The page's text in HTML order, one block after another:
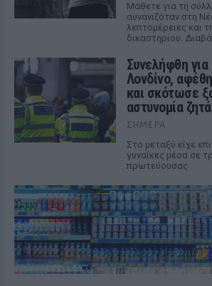
Μάθετε για τη
αυνανιζόταν στη
λεπτομέρειες και
δικαστηρίου.
Συνελήφθη
Λονδίνο,
και σκότωσε
αστυνομία
ΣΉΜΕΡΑ
Στο μεταξύ είχε
γυναίκες μέσα σε
πρωτεύουσας